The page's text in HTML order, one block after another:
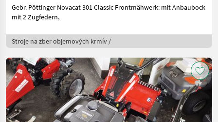
Gebr. Pöttinger Novacat 301 Classic Frontmähwerk: mit Anbaubock
mit 2 Zugfedern,
Stroje na zber objemových krmív /